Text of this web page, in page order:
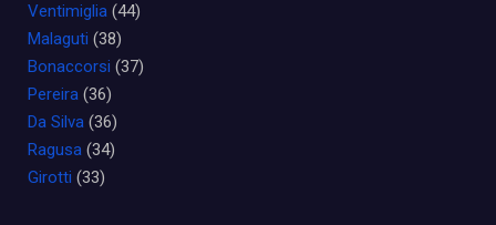
Ventimiglia (44)
Malaguti (38)
Bonaccorsi (37)
Pereira (36)
Da Silva (36)
Ragusa (34)
Girotti (33)